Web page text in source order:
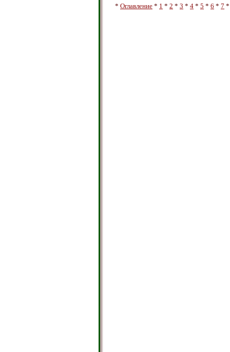
* Оглавление * 1 * 2 * 3 * 4 * 5 * 6 * 7